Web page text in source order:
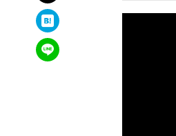
はてなブックマーク
LINEで送る